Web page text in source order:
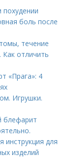
боль после
течение
отличить
«Прага»: 4
Игрушки.
блефарит
для
изделий